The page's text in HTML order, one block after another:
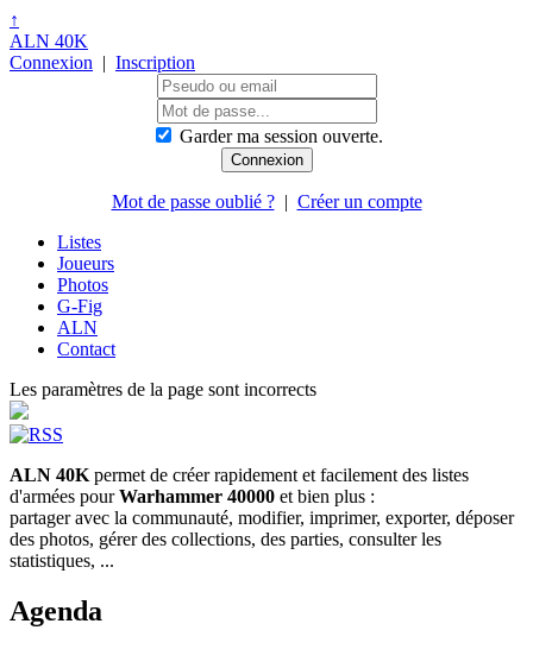
↑
ALN 40K
Connexion | Inscription
Garder ma session ouverte.
Mot de passe oublié ?| Créer un compte
Listes
Joueurs
Photos
G-Fig
ALN
Contact
Les paramètres de la page sont incorrects
ALN 40K permet de créer rapidement et facilement des listes
d'armées pourWarhammer 40000 et bien plus :
partager avec la communauté, modifier, imprimer, exporter, déposer
des photos, gérer des collections, des parties, consulter les
statistiques, ...
Agenda